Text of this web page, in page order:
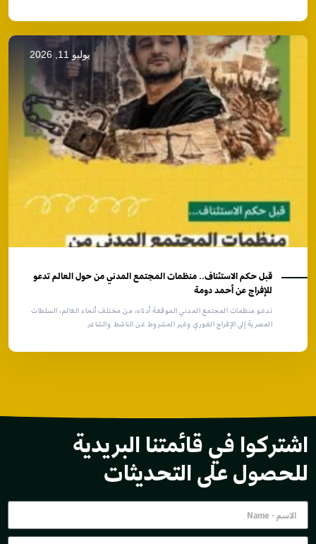
يوليو 11, 2026
قبل حكم الاستئناف.. منظمات المجتمع المدني من حول العالم تدعو
للإفراج عن أحمد دومة
تدعو منظمات المجتمع المدني الموقعة أدناه، من مختلف أنحاء العالم، السلطات
المصرية إلى الإفراج الفوري وغير المشروط عن الناشط والشاعر
اشتركوا في قائمتنا البريدية
للحصول على التحديثات